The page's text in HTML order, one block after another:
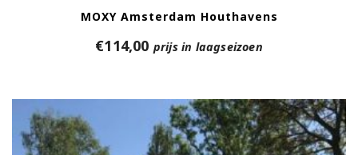
MOXY Amsterdam Houthavens
€114,00 prijs in laagseizoen